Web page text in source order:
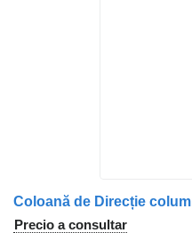
Precio a consultar